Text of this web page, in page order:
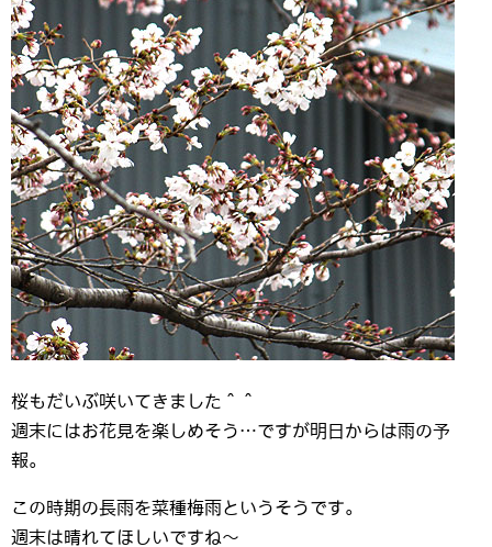
桜もだいぶ咲いてきました＾＾
週末にはお花見を楽しめそう…ですが明日からは雨の予
報。
この時期の長雨を菜種梅雨というそうです。
週末は晴れてほしいですね～